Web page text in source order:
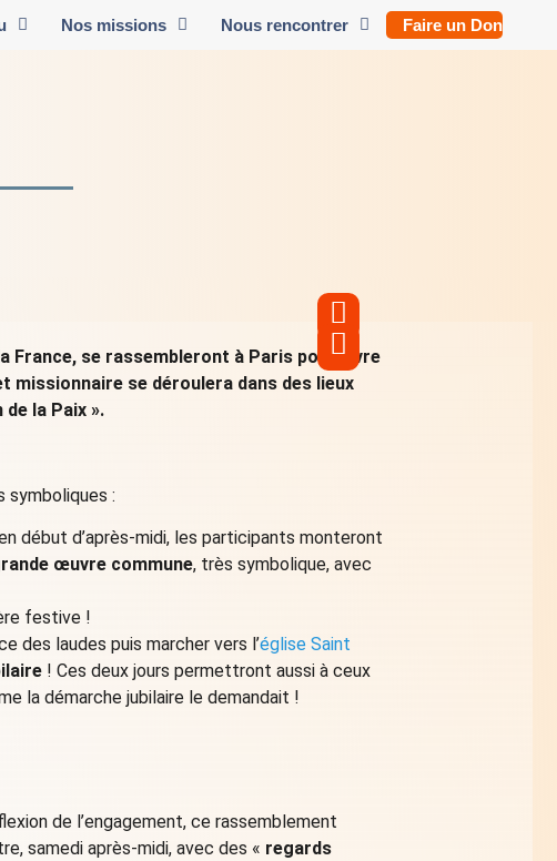
Nos missions Nous rencontrer Faire un Don
France, se rassembleront à Paris pour vivre
missionnaire se déroulera dans des lieux
la Paix ».
symboliques :
début d’après-midi, les participants monteront
œuvre commune, très symbolique, avec
festive !
des laudes puis marcher vers l’église Saint
! Ces deux jours permettront aussi à ceux
la démarche jubilaire le demandait !
de l’engagement, ce rassemblement
samedi après-midi, avec des « regards